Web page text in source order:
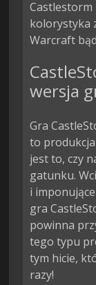
Castlestorm
kolorystyka
Warcraft
wersja
Gra
to
jest to, czy
gatunku.
i
gra
powinna
tego typu
tym hicie,
razy!